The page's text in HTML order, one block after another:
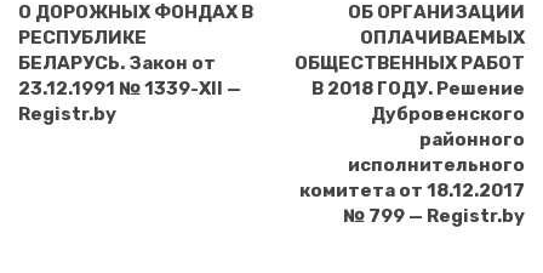
О ДОРОЖНЫХ ФОНДАХ В
РЕСПУБЛИКЕ
БЕЛАРУСЬ. Закон от
23.12.1991 № 1339-XII —
Registr.by
ОБ ОРГАНИЗАЦИИ
ОПЛАЧИВАЕМЫХ
ОБЩЕСТВЕННЫХ РАБОТ
В 2018 ГОДУ. Решение
Дубровенского
районного
исполнительного
комитета от 18.12.2017
№ 799 — Registr.by